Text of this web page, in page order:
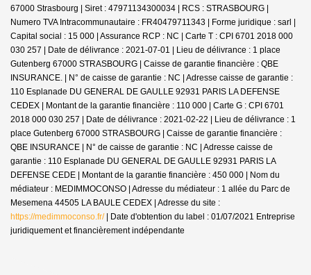
67000 Strasbourg | Siret : 47971134300034 | RCS : STRASBOURG |
Numero TVA Intracommunautaire : FR40479711343 | Forme juridique : sarl |
Capital social : 15 000 | Assurance RCP : NC | Carte T : CPI 6701 2018 000
030 257 | Date de délivrance : 2021-07-01 | Lieu de délivrance : 1 place
Gutenberg 67000 STRASBOURG | Caisse de garantie financière : QBE
INSURANCE. | N° de caisse de garantie : NC | Adresse caisse de garantie :
110 Esplanade DU GENERAL DE GAULLE 92931 PARIS LA DEFENSE
CEDEX | Montant de la garantie financière : 110 000 | Carte G : CPI 6701
2018 000 030 257 | Date de délivrance : 2021-02-22 | Lieu de délivrance : 1
place Gutenberg 67000 STRASBOURG | Caisse de garantie financière :
QBE INSURANCE | N° de caisse de garantie : NC | Adresse caisse de
garantie : 110 Esplanade DU GENERAL DE GAULLE 92931 PARIS LA
DEFENSE CEDE | Montant de la garantie financière : 450 000 | Nom du
médiateur : MEDIMMOCONSO | Adresse du médiateur : 1 allée du Parc de
Mesemena 44505 LA BAULE CEDEX | Adresse du site :
https://medimmoconso.fr/| Date d'obtention du label : 01/07/2021 Entreprise
juridiquement et financièrement indépendante